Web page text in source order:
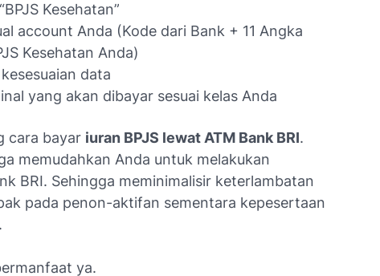
Kesehatan”
account Anda (Kode dari Bank + 11 Angka
Kesehatan Anda)
data
yang akan dibayar sesuai kelas Anda
cara bayar iuran BPJS lewat ATM Bank BRI.
memudahkan Anda untuk melakukan
BRI. Sehingga meminimalisir keterlambatan
pada penon-aktifan sementara kepesertaan
ya.